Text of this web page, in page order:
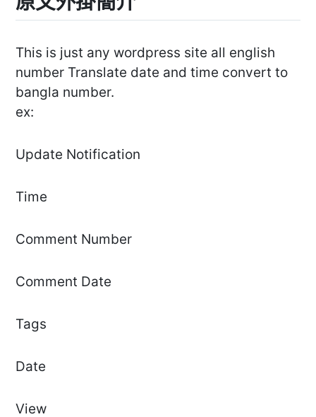
This is just any wordpress site all english
number Translate date and time convert to
bangla number.
ex:
Update Notification
Time
Comment Number
Comment Date
Tags
Date
View